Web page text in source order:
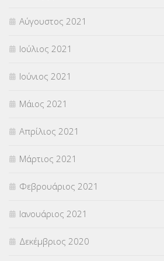
Αύγουστος 2021
Ιούλιος 2021
Ιούνιος 2021
Μάιος 2021
Απρίλιος 2021
Μάρτιος 2021
Φεβρουάριος 2021
Ιανουάριος 2021
Δεκέμβριος 2020